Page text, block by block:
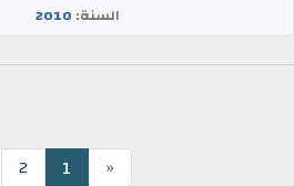
السنة: 2010
«
1
2